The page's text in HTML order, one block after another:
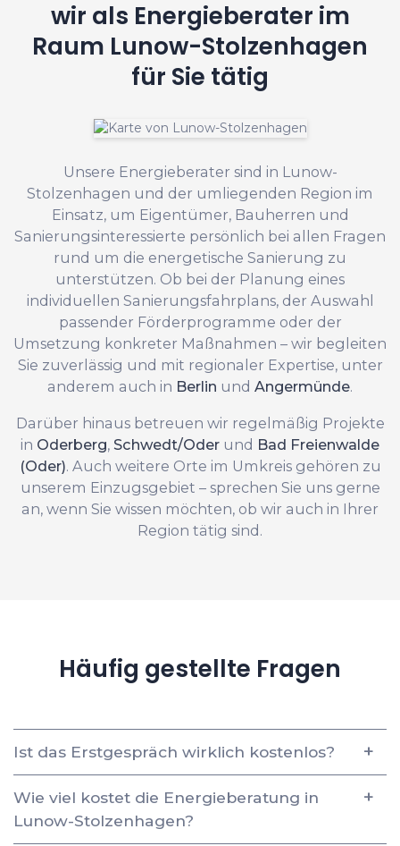
wir als Energieberater im
Raum Lunow-Stolzenhagen
für Sie tätig
Unsere Energieberater sind in Lunow-
Stolzenhagen und der umliegenden Region im
Einsatz, um Eigentümer, Bauherren und
Sanierungsinteressierte persönlich bei allen Fragen
rund um die energetische Sanierung zu
unterstützen. Ob bei der Planung eines
individuellen Sanierungsfahrplans, der Auswahl
passender Förderprogramme oder der
Umsetzung konkreter Maßnahmen – wir begleiten
Sie zuverlässig und mit regionaler Expertise, unter
anderem auch in Berlin und Angermünde.
Darüber hinaus betreuen wir regelmäßig Projekte
in Oderberg, Schwedt/Oder und Bad Freienwalde
(Oder). Auch weitere Orte im Umkreis gehören zu
unserem Einzugsgebiet – sprechen Sie uns gerne
an, wenn Sie wissen möchten, ob wir auch in Ihrer
Region tätig sind.
Häufig gestellte Fragen
Ist das Erstgespräch wirklich kostenlos?
Wie viel kostet die Energieberatung in
Lunow-Stolzenhagen?